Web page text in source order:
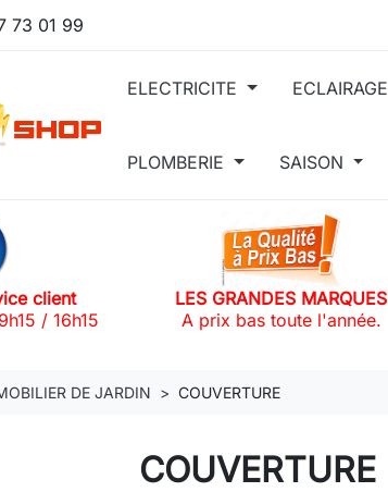
73 01 99
ELECTRICITE ECLAIRAGE
PLOMBERIE SAISON
client
/ 16h15
LES GRANDES MARQUES
A prix bas toute l'année.
DE JARDIN COUVERTURE
COUVERTURE